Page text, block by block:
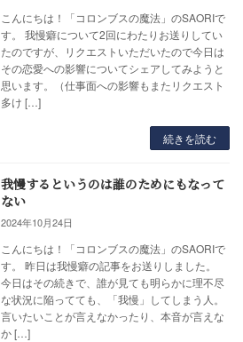
こんにちは！「コロンブスの魔法」のSAORIで
す。 我慢癖について2回にわたりお送りしてい
たのですが、リクエストいただいたので今日は
その恋愛への影響についてシェアしてみようと
思います。（仕事面への影響もまたリクエスト
多け […]
続きを読む
我慢するというのは誰のためにもなって
ない
2024年10月24日
こんにちは！「コロンブスの魔法」のSAORIで
す。 昨日は我慢癖の記事をお送りしました。
今日はその続きで、誰が見ても明らかに理不尽
な状況に陥ってても、「我慢」してしまう人。
言いたいことが言えなかったり、本音が言えな
か […]